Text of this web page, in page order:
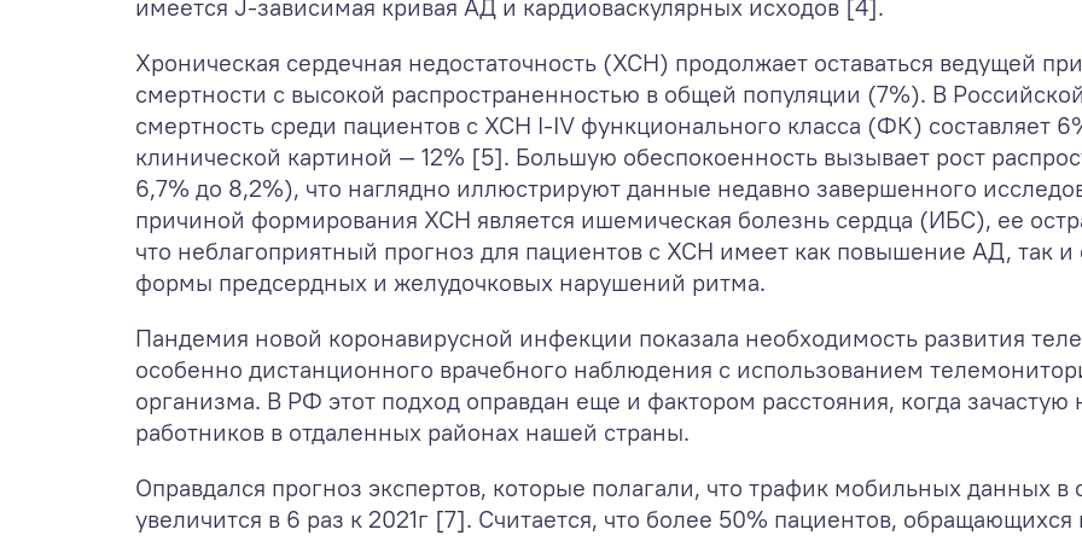
имеется J-зависимая кривая АД и кардиоваскулярных исходов [4].
Хроническая сердечная недостаточность (ХСН) продолжает оставаться ведущей
смертности с высокой распространенностью в общей популяции (7%). В
смертность среди пациентов с ХСН I-IV функционального класса (ФК) составляет
клинической картиной — 12% [5]. Большую обеспокоенность вызывает рост
6,7% до 8,2%), что наглядно иллюстрируют данные недавно завершенного
причиной формирования ХСН является ишемическая болезнь сердца (ИБС), ее
что неблагоприятный прогноз для пациентов с ХСН имеет как повышение АД, так
формы предсердных и желудочковых нарушений ритма.
Пандемия новой коронавирусной инфекции показала необходимость развития
особенно дистанционного врачебного наблюдения с использованием
организма. В РФ этот подход оправдан еще и фактором расстояния, когда
работников в отдаленных районах нашей страны.
Оправдался прогноз экспертов, которые полагали, что трафик мобильных данных
увеличится в 6 раз к 2021г [7]. Считается, что более 50% пациентов,